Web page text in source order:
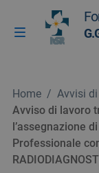
Vai ai
Vai al
Vai al footer
Attiva /
Home / Avvisi
Avviso di lavoro
l’assegnazione
Professionale